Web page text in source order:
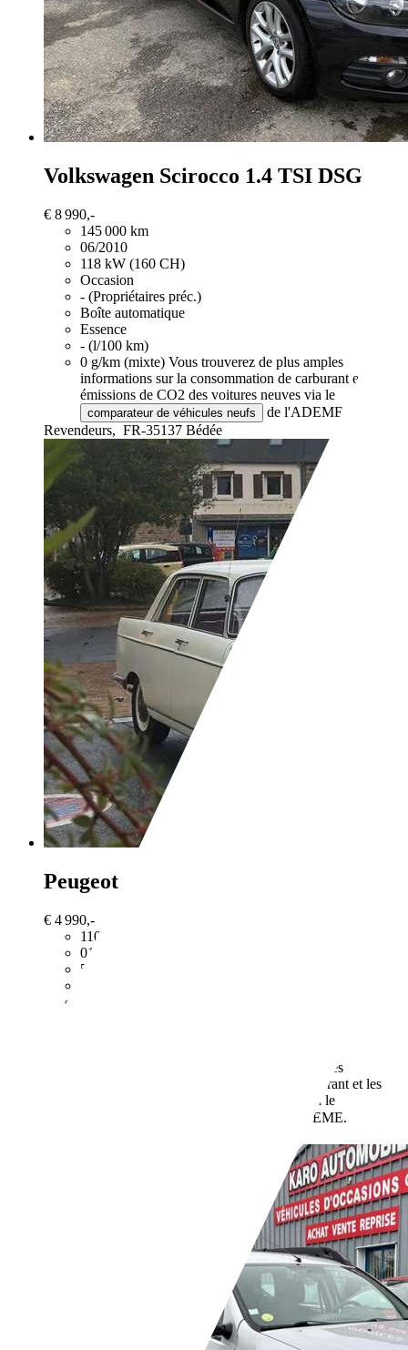
Volkswagen Scirocco 1.4 TSI DSG
€ 8 990,-
145 000 km
06/2010
118 kW (160 CH)
Occasion
- (Propriétaires préc.)
Boîte automatique
Essence
- (l/100 km)
0 g/km (mixte) Vous trouverez de plus amples
informations sur la consommation de carburant et les
émissions de CO2 des voitures neuves via le
comparateur de véhicules neufs
de l'ADEME.
Revendeurs, FR-35137 Bédée
Peugeot 404
€ 4 990,-
110 000 km
01/1964
56 kW (76 CH)
Vous trouverez de plus amples
informations sur la consommation de carburant et les
émissions de CO2 des voitures neuves via le
de l'ADEME.